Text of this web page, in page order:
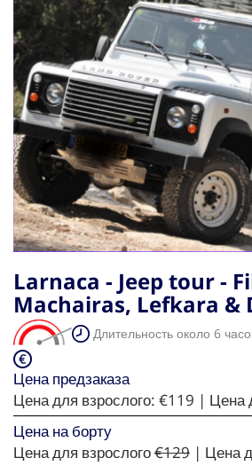
Larnaca - Jeep tour -
Machairas, Lefkara &
Длительность около 6
Цена предзаказа
Цена для взрослого: €119 | Цена
Цена на борту
Цена для взрослого€129 | Цена